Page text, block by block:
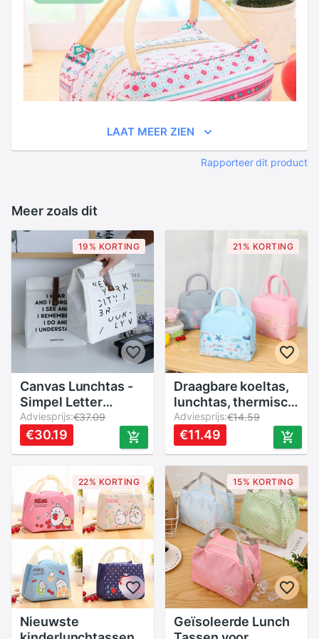
LAAT MEER ZIEN
Rapporteer dit product
Meer zoals dit
19% KORTING
Canvas Lunchtas -
Simpel Letter
Design -
Multifunctionele
Voedsel Tassen
Adviesprijs:€37.09
€30.19
21% KORTING
Draagbare koeltas,
lunchtas, thermisch
geïsoleerde reistas,
grote picknick
lunchbox voor
mannen, vrouwen
en kinderen.
Adviesprijs:€14.59
€11.49
22% KORTING
Nieuwste
15% KORTING
Geïsoleerde Lunch